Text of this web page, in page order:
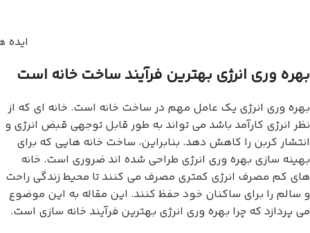
ایده
بهره وری انرژی بهترین فرآیند ساخت خانه است
بهره وری انرژی یک عامل مهم در ساخت خانه است. خانه ای که از
نظر انرژی کارآمد باشد می تواند به طور قابل توجهی قبض انرژی و
انتشار کربن را کاهش دهد. بنابراین، ساخت خانه هایی که برای
بهینه سازی بهره وری انرژی طراحی شده اند ضروری است. خانه
های کم مصرف انرژی کمتری مصرف می کنند تا محیط زندگی راحت
و سالم را برای ساکنان خود حفظ کنند. این مقاله به این موضوع
می پردازد که چرا بهره وری انرژی بهترین فرآیند خانه سازی است.